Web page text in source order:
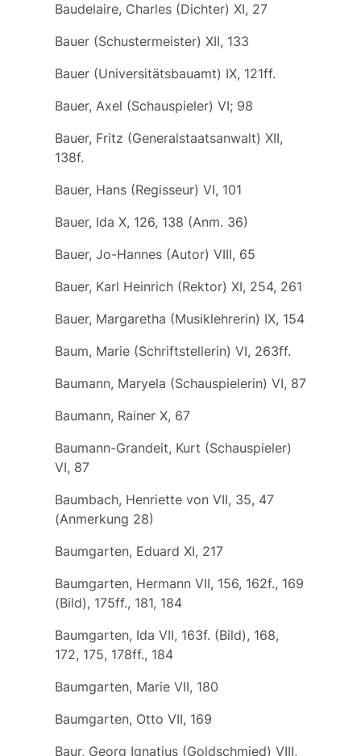
Baudelaire, Charles (Dichter) XI, 27
Bauer (Schustermeister) XII, 133
Bauer (Universitätsbauamt) IX, 121ff.
Bauer, Axel (Schauspieler) VI; 98
Bauer, Fritz (Generalstaatsanwalt) XII,
138f.
Bauer, Hans (Regisseur) VI, 101
Bauer, Ida X, 126, 138 (Anm. 36)
Bauer, Jo-Hannes (Autor) VIII, 65
Bauer, Karl Heinrich (Rektor) XI, 254, 261
Bauer, Margaretha (Musiklehrerin) IX, 154
Baum, Marie (Schriftstellerin) VI, 263ff.
Baumann, Maryela (Schauspielerin) VI, 87
Baumann, Rainer X, 67
Baumann-Grandeit, Kurt (Schauspieler)
VI, 87
Baumbach, Henriette von VII, 35, 47
(Anmerkung 28)
Baumgarten, Eduard XI, 217
Baumgarten, Hermann VII, 156, 162f., 169
(Bild), 175ff., 181, 184
Baumgarten, Ida VII, 163f. (Bild), 168,
172, 175, 178ff., 184
Baumgarten, Marie VII, 180
Baumgarten, Otto VII, 169
Baur, Georg Ignatius (Goldschmied) VIII,